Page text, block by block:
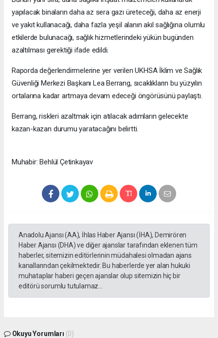
yapılacak binaların daha az sera gazı üreteceği, daha az enerji
ve yakıt kullanacağı, daha fazla yeşil alanın akıl sağlığına olumlu
etkilerde bulunacağı, sağlık hizmetlerindeki yükün bugünden
azaltılması gerektiği ifade edildi.
Raporda değerlendirmelerine yer verilen UKHSA İklim ve Sağlık
Güvenliği Merkezi Başkanı Lea Berrang, sıcaklıkların bu yüzyılın
ortalarına kadar artmaya devam edeceği öngörüsünü paylaştı.
Berrang, riskleri azaltmak için atılacak adımların gelecekte
kazan-kazan durumu yaratacağını belirtti.
Muhabir: Behlül Çetinkayav
Anadolu Ajansı (AA), İhlas Haber Ajansı (İHA), Demirören
Haber Ajansı (DHA) ve diğer ajanslar tarafından eklenen tüm
haberler, sitemizin editörlerinin müdahalesi olmadan ajans
kanallarından çekilmektedir. Bu haberlerde yer alan hukuki
muhataplar haberi geçen ajanslar olup sitemizin hiç bir
editörü sorumlu tutulamaz...
Okuyu Yorumları (0)